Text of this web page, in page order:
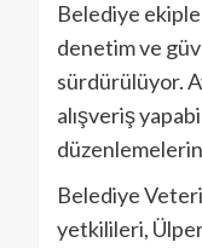
Belediye
denetim ve
sürdürülüyor.
alışveriş
Belediye
yetkilileri, Ülper